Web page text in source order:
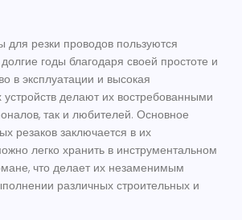
для резки проводов пользуются
годы благодаря своей простоте и
в эксплуатации и высокая
делают их востребованными
так и любителей. Основное
резаков заключается в их
легко хранить в инструментальном
что делает их незаменимым
различных строительных и